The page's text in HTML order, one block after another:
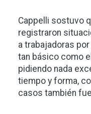
Cappelli sostuvo
registraron
a trabajadoras
tan básico como
pidiendo nada
tiempo y forma,
casos también